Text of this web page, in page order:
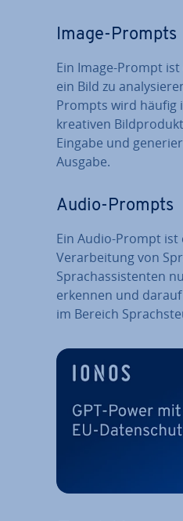
Image-Prompts
Ein Image-Prompt
ein Bild zu
Prompts wird häufig
kreativen
Eingabe und
Ausgabe.
Audio-Prompts
Ein Audio-Prompt ist
Ver­ar­bei­tung von
Sprach­as­sis­ten­ten
erkennen und
im Bereich